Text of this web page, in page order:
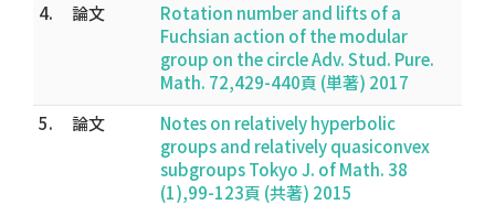
4.
論文
Rotation number and lifts of a
Fuchsian action of the modular
group on the circle Adv. Stud. Pure.
Math. 72,429-440頁 (単著) 2017
5.
論文
Notes on relatively hyperbolic
groups and relatively quasiconvex
subgroups Tokyo J. of Math. 38
(1),99-123頁 (共著) 2015